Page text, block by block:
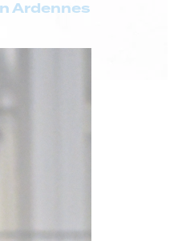
Ardennes